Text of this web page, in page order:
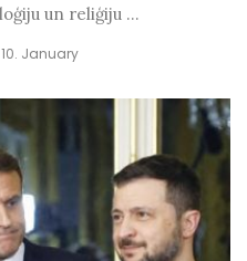
un reliģiju ...
January